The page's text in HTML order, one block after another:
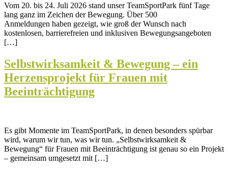
Vom 20. bis 24. Juli 2026 stand unser TeamSportPark fünf Tage
lang ganz im Zeichen der Bewegung. Über 500
Anmeldungen haben gezeigt, wie groß der Wunsch nach
kostenlosen, barrierefreien und inklusiven Bewegungsangeboten
[…]
Selbstwirksamkeit & Bewegung – ein
Herzensprojekt für Frauen mit
Beeinträchtigung
Es gibt Momente im TeamSportPark, in denen besonders spürbar
wird, warum wir tun, was wir tun. „Selbstwirksamkeit &
Bewegung“ für Frauen mit Beeinträchtigung ist genau so ein Projekt
– gemeinsam umgesetzt mit […]